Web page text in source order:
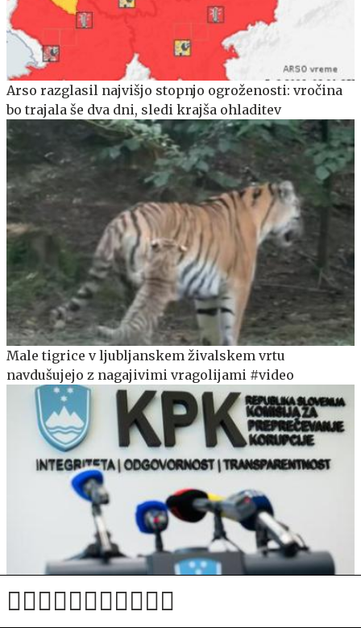
Arso razglasil najvišjo stopnjo ogroženosti: vročina
bo trajala še dva dni, sledi krajša ohladitev
Male tigrice v ljubljanskem živalskem vrtu
navdušujejo z nagajivimi vragolijami #video